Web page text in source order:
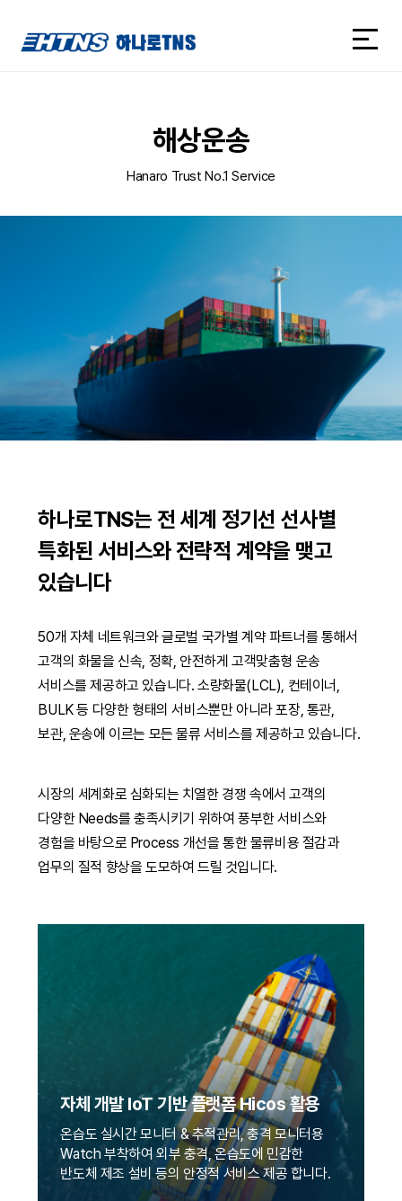
하나로TNS
해상운송
Hanaro Trust No.1 Service
하나로TNS는 전 세계 정기선선사별
특화된 서비스와 전략적 계약을 맺고
있습니다
50개 자체 네트워크와 글로벌 국가별 계약 파트너를 통해서
고객의 화물을 신속, 정확, 안전하게 고객맞춤형 운송
서비스를 제공하고 있습니다. 소량화물(LCL), 컨테이너,
BULK 등 다양한 형태의 서비스뿐만 아니라 포장, 통관,
보관, 운송에 이르는 모든 물류 서비스를 제공하고 있습니다.
시장의 세계화로 심화되는 치열한 경쟁 속에서 고객의
다양한 Needs를 충족시키기 위하여 풍부한 서비스와
경험을 바탕으로 Process 개선을 통한 물류비용 절감과
업무의 질적 향상을 도모하여 드릴 것입니다.
자체 개발 IoT 기반 플랫폼 Hicos 활용
온습도 실시간 모니터 & 추적관리, 충격 모니터용
Watch 부착하여 외부 충격, 온습도에 민감한
반도체 제조 설비 등의 안정적 서비스 제공 합니다.